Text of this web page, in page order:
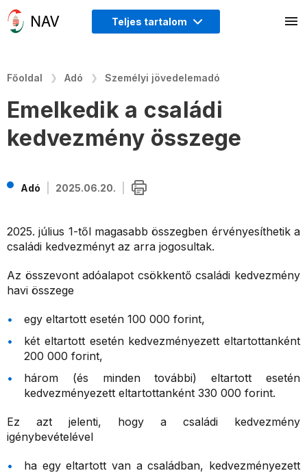
Teljes tartalom
Főoldal Adó Személyi jövedelemadó
Emelkedik a családi
kedvezmény összege
Adó 2025.06.20.
2025. július 1-től magasabb összegben érvényesíthetik a
családi kedvezményt az arra jogosultak.
Az összevont adóalapot csökkentő családi kedvezmény
havi összege
egy eltartott esetén 100 000 forint,
két eltartott esetén kedvezményezett eltartottanként
200 000 forint,
három (és minden további) eltartott esetén
kedvezményezett eltartottanként 330 000 forint.
Ez azt jelenti, hogy a családi kedvezmény
igénybevételével
ha egy eltartott van a családban, kedvezményezett